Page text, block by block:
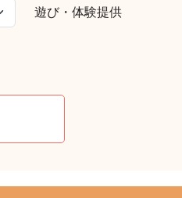
遊び・体験提供